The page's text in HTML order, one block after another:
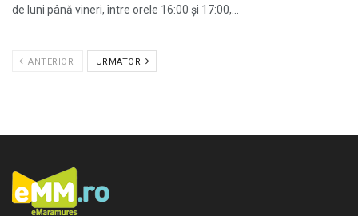
de luni până vineri, între orele 16:00 și 17:00,...
ANTERIOR URMATOR